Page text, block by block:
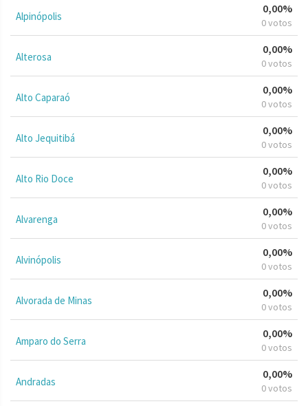
Alpinópolis
0,00%
0 votos
Alterosa
0,00%
0 votos
Alto Caparaó
0,00%
0 votos
Alto Jequitibá
0,00%
0 votos
Alto Rio Doce
0,00%
0 votos
Alvarenga
0,00%
0 votos
Alvinópolis
0,00%
0 votos
Alvorada de Minas
0,00%
0 votos
Amparo do Serra
0,00%
0 votos
Andradas
0,00%
0 votos